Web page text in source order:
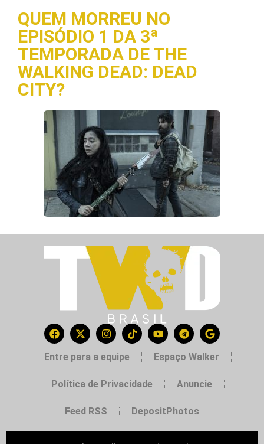
QUEM MORREU NO
EPISÓDIO 1 DA 3ª
TEMPORADA DE THE
WALKING DEAD: DEAD
CITY?
Entre para a equipe Espaço Walker
Política de Privacidade Anuncie
Feed RSS DepositPhotos